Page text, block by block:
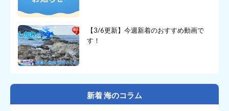
【3/6更新】今週新着のおすすめ動画で
す！
新着 海のコラム